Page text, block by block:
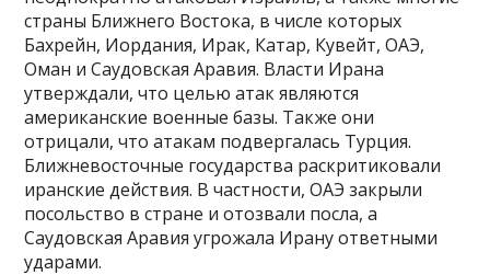
страны Ближнего Востока, в числе которых
Бахрейн, Иордания, Ирак, Катар, Кувейт, ОАЭ,
Оман и Саудовская Аравия. Власти Ирана
утверждали, что целью атак являются
американские военные базы. Также они
отрицали, что атакам подвергалась Турция.
Ближневосточные государства раскритиковали
иранские действия. В частности, ОАЭ закрыли
посольство в стране и отозвали посла, а
Саудовская Аравия угрожала Ирану ответными
ударами.